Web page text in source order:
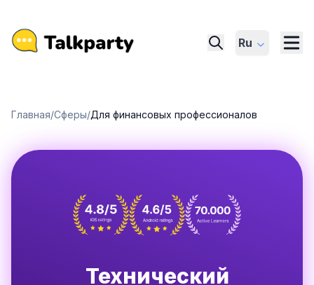
Ru
Главная/Сферы/Для финансовых профессионалов
Технический